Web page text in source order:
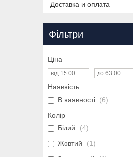
Доставка и оплата
Фільтри
Ціна
Наявність
В наявності
6
Колір
Білий
4
Жовтий
1